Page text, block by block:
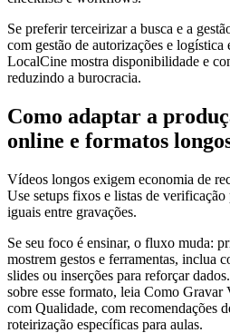
Se preferir terceirizar a busca e a
com gestão de autorizações e
LocalCine mostra disponibilidade e
reduzindo a burocracia.
Como adaptar a
online e formatos
Vídeos longos exigem economia de
Use setups fixos e listas de
iguais entre gravações.
Se seu foco é ensinar, o fluxo muda:
mostrem gestos e ferramentas, inclua
slides ou inserções para reforçar
sobre esse formato, leia Como
com Qualidade, com recomendações
roteirização específicas para aulas.